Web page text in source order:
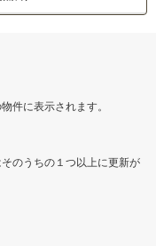
件に表示されます。
のうちの１つ以上に更新が